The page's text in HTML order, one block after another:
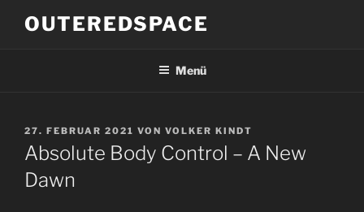
InhaltOUTEREDSPACE
Menü
VERÖFFENTLICHT
AM
27. FEBRUAR 2021 VON VOLKER KINDT
Absolute Body Control – A New
Dawn